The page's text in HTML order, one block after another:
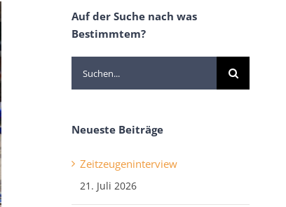
Auf der Suche nach was
Bestimmtem?
Suche
nach:
Neueste Beiträge
Zeitzeugeninterview
21. Juli 2026